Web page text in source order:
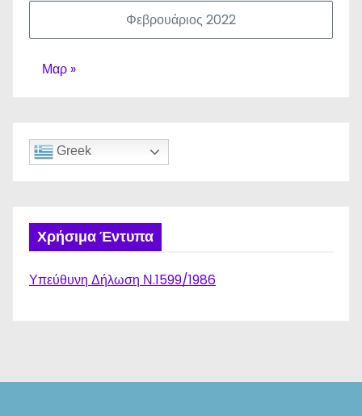
Φεβρουάριος 2022
Μαρ »
Greek
Χρήσιμα Έντυπα
Υπεύθυνη Δήλωση Ν.1599/1986